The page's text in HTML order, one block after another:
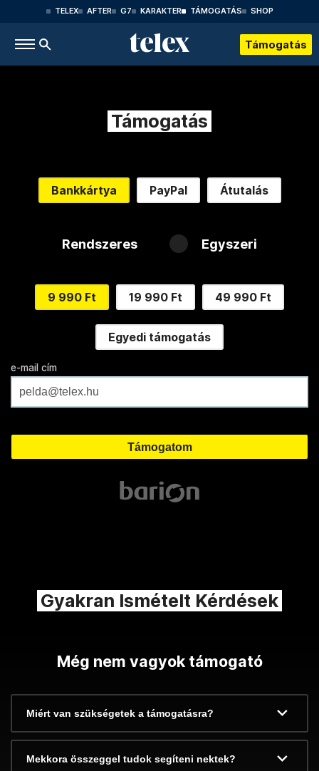
TELEX AFTER G7 KARAKTER TÁMOGATÁS SHOP
Támogatás
Támogatás
Bankkártya PayPal Átutalás
Rendszeres Egyszeri
9 990 Ft 19 990 Ft 49 990 Ft
Egyedi támogatás
e-mail cím
Gyakran Ismételt Kérdések
Még nem vagyok támogató
Miért van szükségetek a támogatásra?
Mekkora összeggel tudok segíteni nektek?